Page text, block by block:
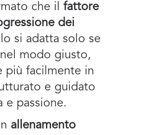
che il fattore
dei
si adatta solo se
modo giusto,
più facilmente in
e guidato
e passione.
allenamento